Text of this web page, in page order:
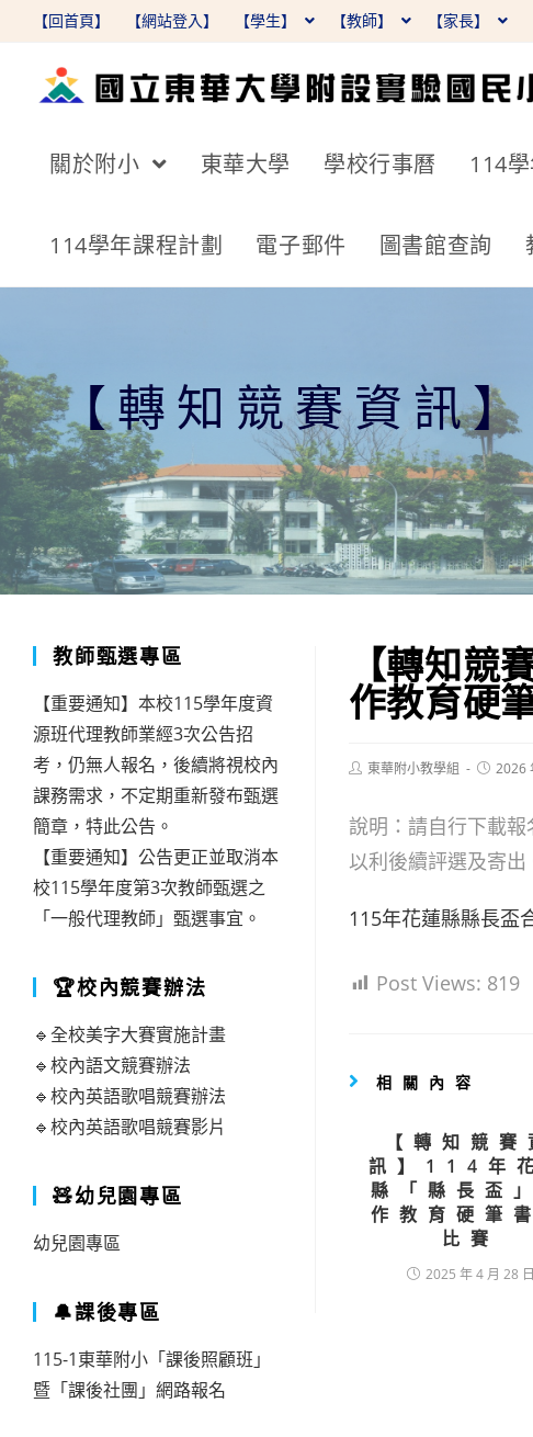
【回首頁】 【網站登入】 【學生】 【教師】 【家長】
關於附小 東華大學 學校行事曆 114
114學年課程計劃 電子郵件 圖書館查詢
【轉知競賽資訊
【轉知
作教育硬
Post東華附小教學組
Post2026
說明：請自行下載報
以利後續評選及寄出
115年花蓮縣縣長盃
Post Views: 819
相關內容
【轉知競賽
訊】114年
縣「縣長盃
作教育硬筆
比賽
2025 年 4 月 28 日
教師甄選專區
【重要通知】本校115學年度資
源班代理教師業經3次公告招
考，仍無人報名，後續將視校內
課務需求，不定期重新發布甄選
簡章，特此公告。
【重要通知】公告更正並取消本
校115學年度第3次教師甄選之
「一般代理教師」甄選事宜。
🏆校內競賽辦法
🔹全校美字大賽實施計畫
🔹校內語文競賽辦法
🔹校內英語歌唱競賽辦法
🔹校內英語歌唱競賽影片
🧸幼兒園專區
幼兒園專區
🔔課後專區
115-1東華附小「課後照顧班」
暨「課後社團」網路報名